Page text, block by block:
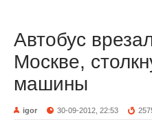
Автобус
Москве,
машины
igor 30-09-2012, 22:53